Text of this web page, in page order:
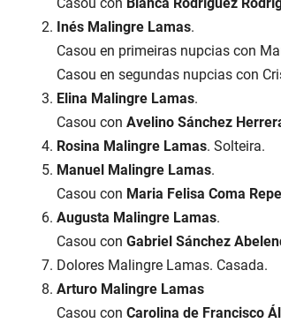
Inés Malingre Lamas.
Casou en primeiras nupcias con
Casou en segundas nupcias con
Elina Malingre Lamas.
Casou con Avelino Sánchez
Rosina Malingre Lamas. Solteira.
Manuel Malingre Lamas.
Casou con Maria Felisa Coma
Augusta Malingre Lamas.
Casou con Gabriel Sánchez
Dolores Malingre Lamas. Casada.
Arturo Malingre Lamas
Casou con Carolina de Francisco